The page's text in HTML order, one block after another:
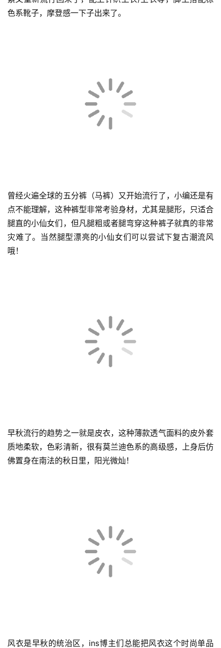
色系靴子，摩登感一下子出来了。
曾经火遍全球的五分裤（马裤）又开始流行了，小编还是有
点不能理解，这种裤型非常考验身材，尤其是腿形，只适合
腿直的小仙女们，但凡腿粗或者腿弯穿这种裤子就真的非常
灾难了。当然腿型漂亮的小仙女们可以尝试下复古潮流风
哦！
早秋流行的趋势之一就是皮衣，这种薄款透气面料的皮外套
质地柔软，色彩清新，很有莫兰迪色系的高级感，上身后仿
佛置身在南法的秋日里，阳光微灿！
风衣是早秋的统治区，ins博主们总能把风衣这个时尚单品